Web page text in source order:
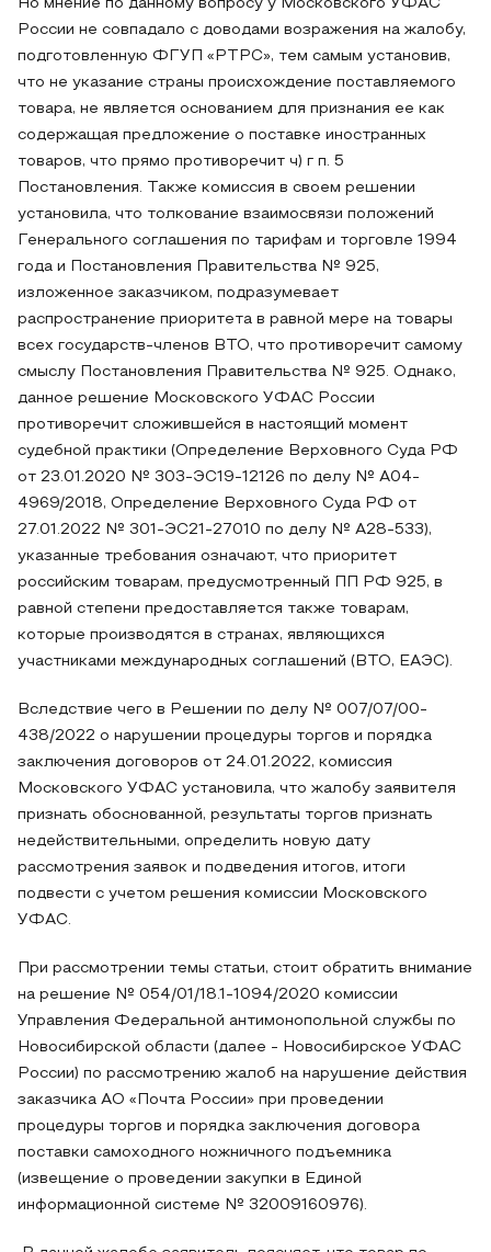
Но мнение по данному вопросу у Московского УФАС
России не совпадало с доводами возражения на жалобу,
подготовленную ФГУП «РТРС», тем самым установив,
что не указание страны происхождение поставляемого
товара, не является основанием для признания ее как
содержащая предложение о поставке иностранных
товаров, что прямо противоречит ч) г п. 5
Постановления. Также комиссия в своем решении
установила, что толкование взаимосвязи положений
Генерального соглашения по тарифам и торговле 1994
года и Постановления Правительства № 925,
изложенное заказчиком, подразумевает
распространение приоритета в равной мере на товары
всех государств-членов ВТО, что противоречит самому
смыслу Постановления Правительства № 925. Однако,
данное решение Московского УФАС России
противоречит сложившейся в настоящий момент
судебной практики (Определение Верховного Суда РФ
от 23.01.2020 № 303-ЭС19-12126 по делу № А04-
4969/2018, Определение Верховного Суда РФ от
27.01.2022 № 301-ЭС21-27010 по делу № А28-533),
указанные требования означают, что приоритет
российским товарам, предусмотренный ПП РФ 925, в
равной степени предоставляется также товарам,
которые производятся в странах, являющихся
участниками международных соглашений (ВТО, ЕАЭС).
Вследствие чего в Решении по делу № 007/07/00-
438/2022 о нарушении процедуры торгов и порядка
заключения договоров от 24.01.2022, комиссия
Московского УФАС установила, что жалобу заявителя
признать обоснованной, результаты торгов признать
недействительными, определить новую дату
рассмотрения заявок и подведения итогов, итоги
подвести с учетом решения комиссии Московского
УФАС.
При рассмотрении темы статьи, стоит обратить внимание
на решение № 054/01/18.1-1094/2020 комиссии
Управления Федеральной антимонопольной службы по
Новосибирской области (далее - Новосибирское УФАС
России) по рассмотрению жалоб на нарушение действия
заказчика АО «Почта России» при проведении
процедуры торгов и порядка заключения договора
поставки самоходного ножничного подъемника
(извещение о проведении закупки в Единой
информационной системе № 32009160976).